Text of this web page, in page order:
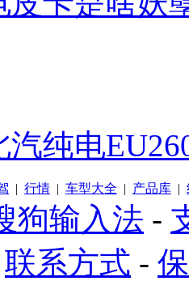
汽纯电
| 行情 | 车型大全 | 产品库 |
狗输入法 -
联系方式 -